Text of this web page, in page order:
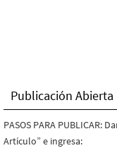
Publicación Abierta
PASOS PARA PUBLICAR:
Artículo” e ingresa: